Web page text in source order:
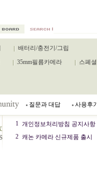
배터리/충전기/그립
35mm필름카메라
스폐
질문과 대답 사용후
1 개인정보처리방침 공지사항
2 캐논 카메라 신규제품 출시